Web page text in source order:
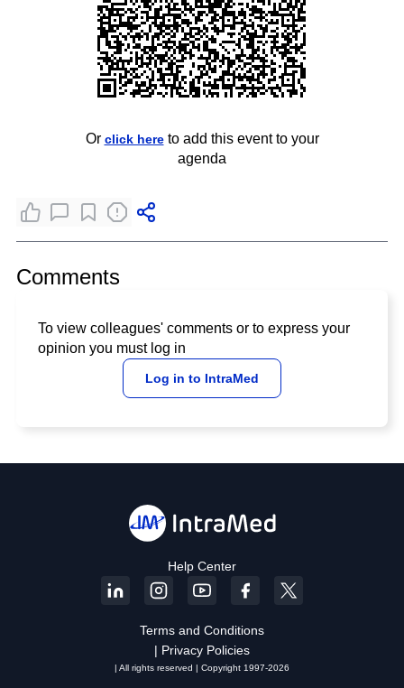
Or click hereto add this event to your
agenda
Comments
To view colleagues' comments or to express your
opinion you must log in
Log in to IntraMed
Help Center
Terms and Conditions
| Privacy Policies
| All rights reserved | Copyright 1997-2026